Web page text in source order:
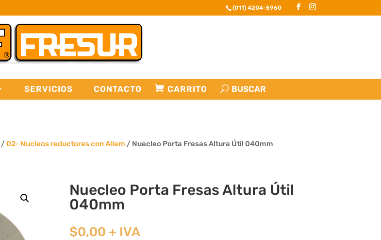
(011) 4204-5960
SERVICIOS CONTACTO CARRITO
/02- Nucleos reductores con Allem / Nuecleo Porta Fresas Altura Útil 040mm
Nuecleo Porta Fresas Altura Útil
040mm
$0,00 + IVA